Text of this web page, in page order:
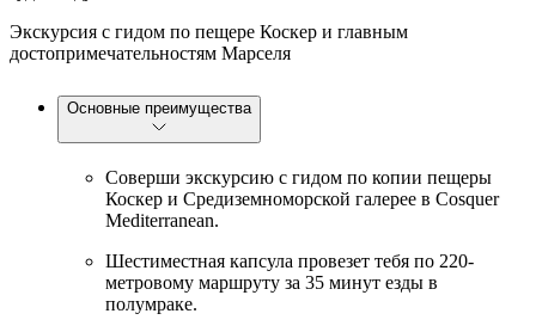
Экскурсия с гидом по пещере Коскер и главным
достопримечательностям Марселя
Основные преимущества
Соверши экскурсию с гидом по копии пещеры
Коскер и Средиземноморской галерее в Cosquer
Mediterranean.
Шестиместная капсула провезет тебя по 220-
метровому маршруту за 35 минут езды в
полумраке.